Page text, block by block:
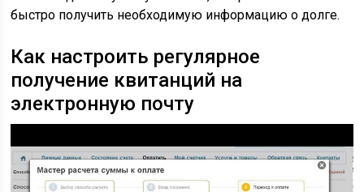
быстро получить необходимую информацию о долге.
Как настроить регулярное
получение квитанций на
электронную почту